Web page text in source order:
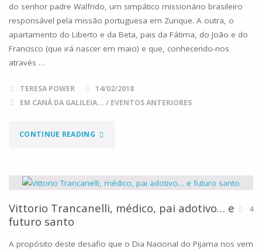
do senhor padre Walfrido, um simpático missionário brasileiro
responsável pela missão portuguesa em Zurique. A outra, o
apartamento do Liberto e da Beta, pais da Fátima, do João e do
Francisco (que irá nascer em maio) e que, conhecendo-nos
através …
TERESA POWER
14/02/2018
EM CANÁ DA GALILEIA... / EVENTOS ANTERIORES
CONTINUE READING"ACOLHER
SER
ACOLHIDO"
Vittorio Trancanelli, médico, pai adotivo… e
futuro santo
4
A propósito deste desafio que o Dia Nacional do Pijama nos vem